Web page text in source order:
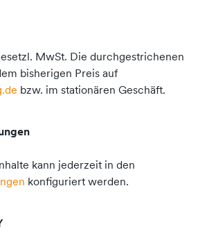
MwSt. Die durchgestrichenen
bisherigen Preis auf
bzw. im stationären Geschäft.
kann jederzeit in den
konfiguriert werden.